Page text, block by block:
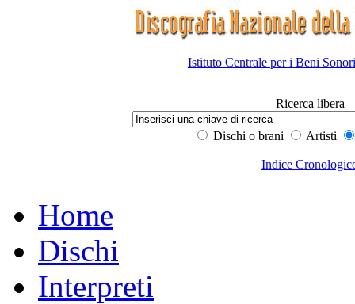
Istituto Centrale per i Beni
Ricerca libera
Dischi o brani Artisti
Indice
Home
Dischi
Interpreti